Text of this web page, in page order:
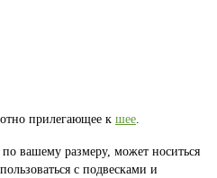
прилегающее к шее.
вашему размеру, может носиться
с подвесками и